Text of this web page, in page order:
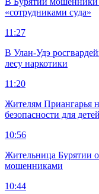
«сотрудниками суда»
11:27
В Улан-Удэ
лесу наркотики
11:20
Жителям Приангарья
безопасности для детей
10:56
Жительница Бурятии
мошенниками
10:44